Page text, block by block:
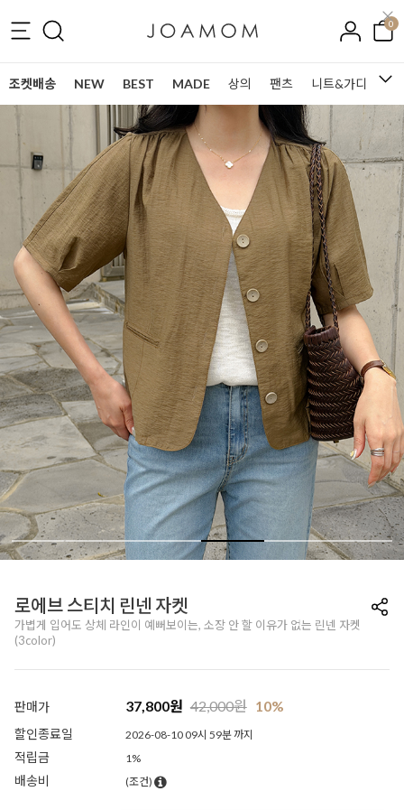
0
조켓배송 NEW BEST MADE 상의 팬츠 니트&가디건
로에브 스티치 린넨 자켓
가볍게 입어도 상체 라인이 예뻐보이는, 소장 안 할 이유가 없는 린넨 자켓
(3color)
판매가 37,800원 42,000원 10%
할인종료일 2026-08-10 09시 59분 까지
적립금 1%
배송비 (조건)